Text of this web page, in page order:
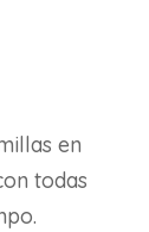
en
todas